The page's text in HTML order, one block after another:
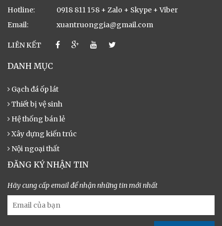
Hotline:
0918 811 158 + Zalo + Skype + Viber
Email:
xuantruonggia@gmail.com
LIÊN KẾT
DANH MỤC
Gạch đá ốp lát
Thiết bị vệ sinh
Hệ thống bán lẻ
Xây dựng kiến trúc
Nội ngoại thất
ĐĂNG KÝ NHẬN TIN
Hãy cung cấp email để nhận những tin mới nhất